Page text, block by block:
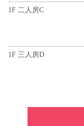
1F 二人房C
1F 三人房D